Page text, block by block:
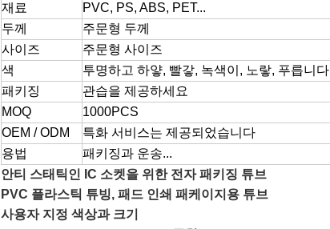
재료
PVC, PS, ABS, PET...
두께
주문형 두께
사이즈
주문형 사이즈
색
투명하고 하얗, 빨갛, 녹색이, 노랗, 푸릅니다
패키징
관습을 제공하세요
MOQ
1000PCS
OEM / ODM
특화 서비스는 제공되었습니다
용법
패키징과 운송...
안티 스태틱인 IC 소켓을 위한 전자 패키징 튜브
PVC 플라스틱 튜빙, 패드 인쇄 패케이지용 튜브
사용자 지정 색상과 크기